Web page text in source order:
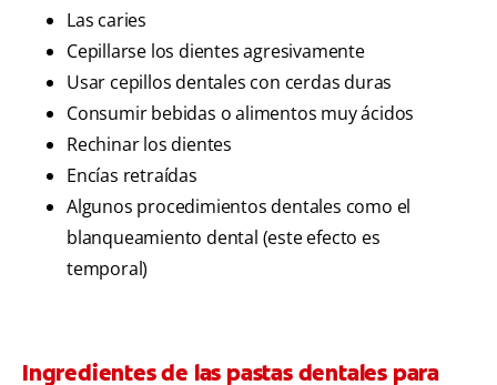
Las caries
Cepillarse los dientes agresivamente
Usar cepillos dentales con cerdas duras
Consumir bebidas o alimentos muy ácidos
Rechinar los dientes
Encías retraídas
Algunos procedimientos dentales como el
blanqueamiento dental (este efecto es
temporal)
Ingredientes de las pastas dentales para